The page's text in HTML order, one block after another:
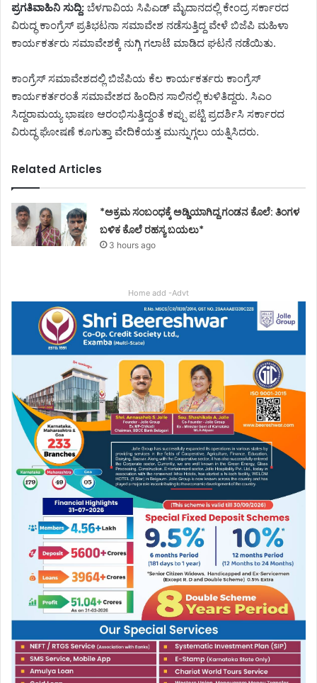
ಪ್ರಗತಿವಾಹಿನಿ ಸುದ್ದಿ: ಬೆಳಗಾವಿಯ ಸಿಪಿಎಡ್ ಮೈದಾನದಲ್ಲಿ ಕೇಂದ್ರ ಸರ್ಕಾರದ
ವಿರುದ್ಧ ಕಾಂಗ್ರೆಸ್ ಪ್ರತಿಭಟನಾ ಸಮಾವೇಶ ನಡೆಸುತ್ತಿದ್ದ ವೇಳೆ ಬಿಜೆಪಿ ಮಹಿಳಾ
ಕಾರ್ಯಕರ್ತರು ಸಮಾವೇಶಕ್ಕೆ ನುಗ್ಗಿ ಗಲಾಟೆ ಮಾಡಿದ ಘಟನೆ ನಡೆಯಿತು.
ಕಾಂಗ್ರೆಸ್ ಸಮಾವೇಶದಲ್ಲಿ ಬಿಜೆಪಿಯ ಕೆಲ ಕಾರ್ಯಕರ್ತರು ಕಾಂಗ್ರೆಸ್
ಕಾರ್ಯಕರ್ತರಂತೆ ಸಮಾವೇಶದ ಹಿಂದಿನ ಸಾಲಿನಲ್ಲಿ ಕುಳಿತಿದ್ದರು. ಸಿಎಂ
ಸಿದ್ದರಾಮಯ್ಯ ಭಾಷಣ ಆರಂಭಿಸುತ್ತಿದ್ದಂತೆ ಕಪ್ಪು ಪಟ್ಟಿ ಪ್ರದರ್ಶಿಸಿ ಸರ್ಕಾರದ
ವಿರುದ್ಧ ಘೋಷಣೆ ಕೂಗುತ್ತಾ ವೇದಿಕೆಯತ್ತ ಮುನ್ನುಗ್ಗಲು ಯತ್ನಿಸಿದರು.
Related Articles
*ಅಕ್ರಮ ಸಂಬಂಧಕ್ಕೆ ಅಡ್ಡಿಯಾಗಿದ್ದ ಗಂಡನ ಕೊಲೆ: ತಿಂಗಳ
ಬಳಿಕ ಕೊಲೆ ರಹಸ್ಯ ಬಯಲು*
3 hours ago
Home add -Advt